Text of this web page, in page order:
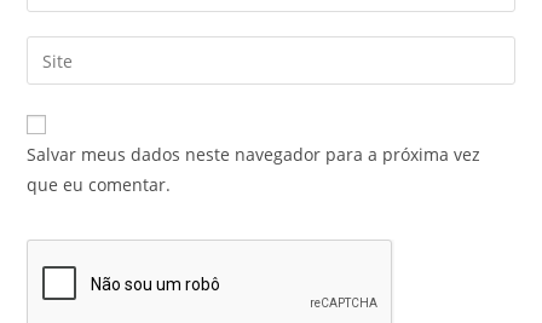
Salvar meus dados neste navegador para a próxima vez
que eu comentar.